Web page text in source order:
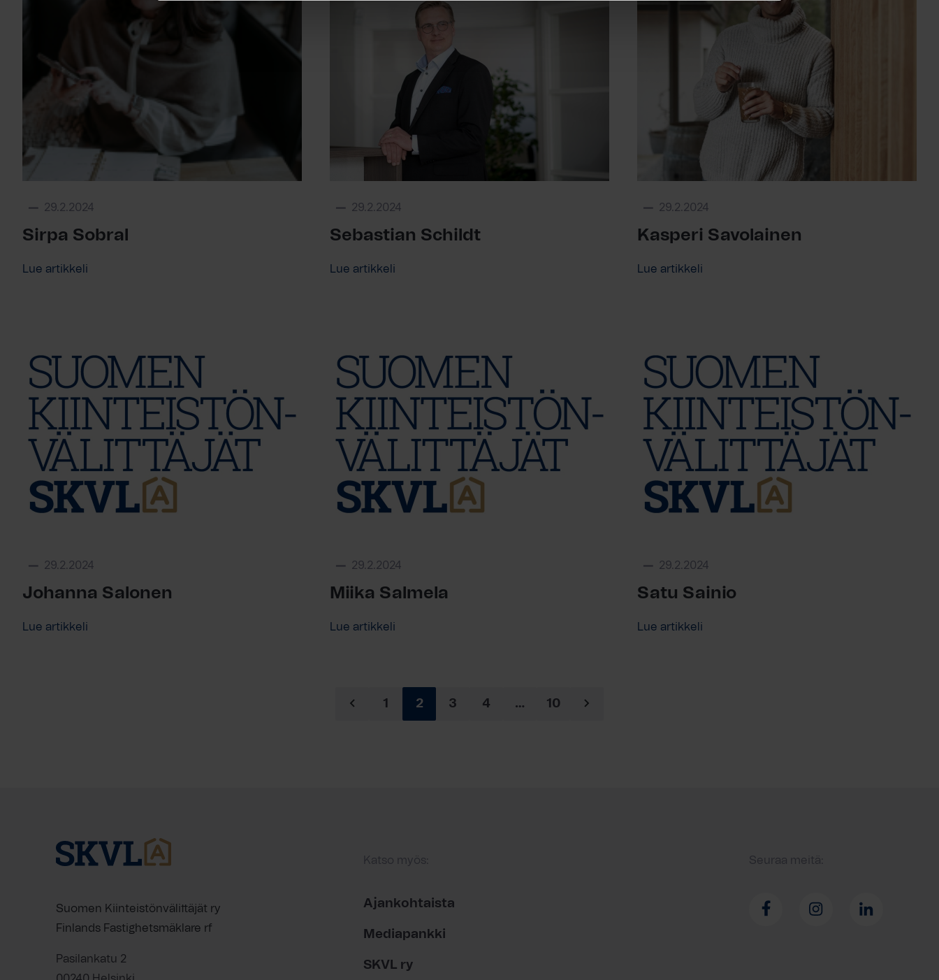
29.2.2024
Sirpa Sobral
Lue artikkeli
29.2.2024
Sebastian Schildt
Lue artikkeli
29.2.2024
Kasperi Savolainen
Lue artikkeli
29.2.2024
Johanna Salonen
Lue artikkeli
29.2.2024
Miika Salmela
Lue artikkeli
29.2.2024
Satu Sainio
Lue artikkeli
1 2 3 4 … 10
Suomen Kiinteistönvälittäjät ry
Finlands Fastighetsmäklare rf
Pasilankatu 2
Katso myös:
Ajankohtaista
Mediapankki
SKVL ry
Seuraa meitä: